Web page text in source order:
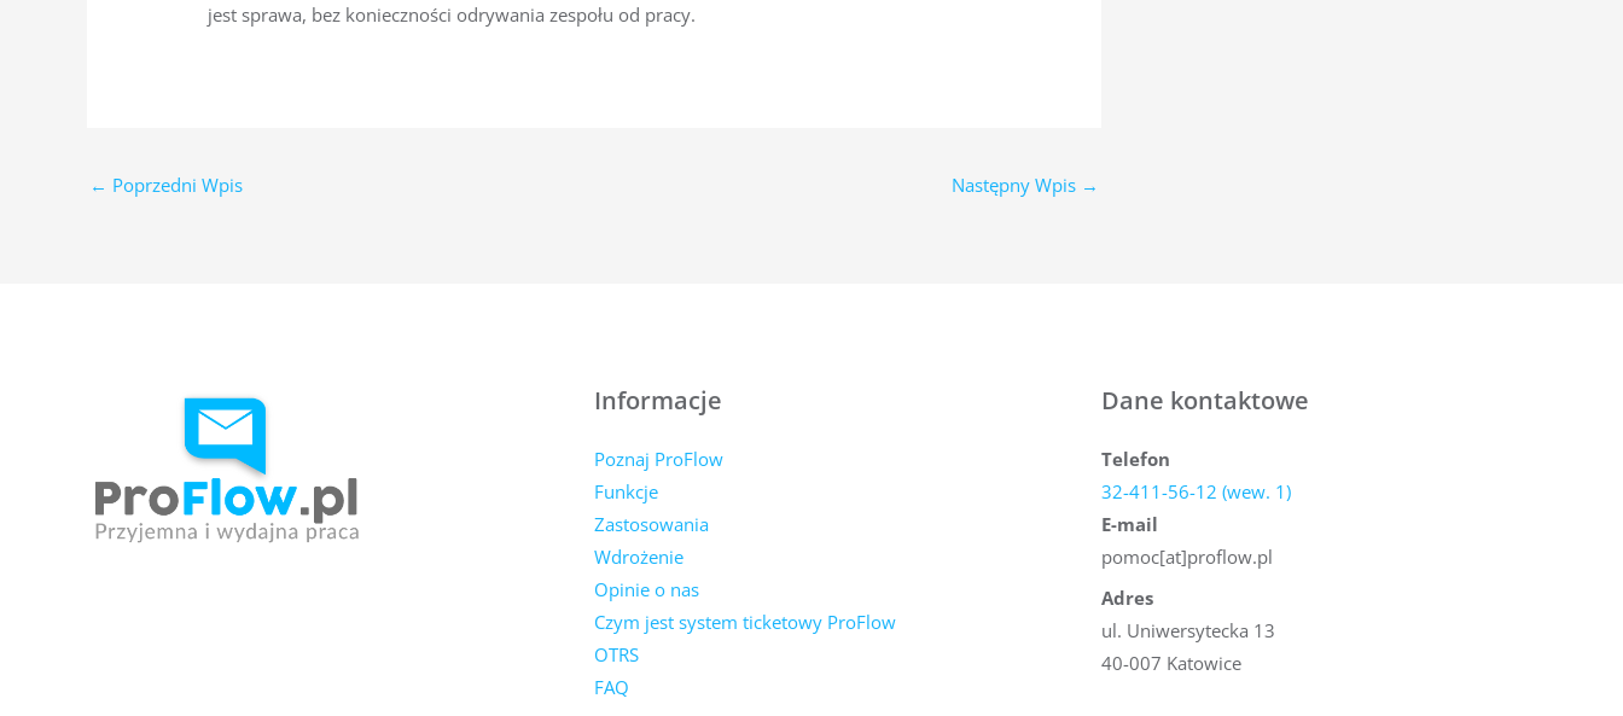
jest sprawa, bez konieczności odrywania zespołu od pracy.
← Poprzedni Wpis Następny Wpis →
Informacje
Poznaj ProFlow
Funkcje
Zastosowania
Wdrożenie
Opinie o nas
Czym jest system ticketowy ProFlow
OTRS
FAQ
Dane kontaktowe
Telefon
32-411-56-12 (wew. 1)
E-mail
pomoc[at]proflow.pl
Adres
ul. Uniwersytecka 13
40-007 Katowice